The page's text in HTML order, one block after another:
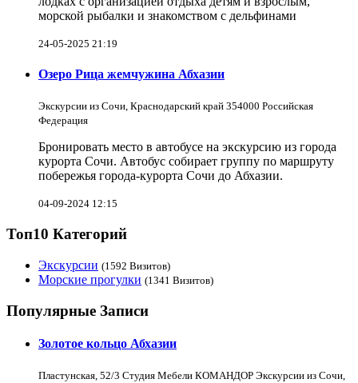
морской рыбалки и знакомством с дельфинами
24-05-2025 21:19
Озеро Рица жемчужина Абхазии
Экскурсии из Сочи, Краснодарский край 354000 Российская
Федерация
Бронировать место в автобусе на экскурсию из города
курорта Сочи. Автобус собирает группу по маршруту
побережья города-курорта Сочи до Абхазии.
04-09-2024 12:15
Топ10 Категорий
Экскурсии (1592 Визитов)
Морские прогулки (1341 Визитов)
Популярные Записи
Золотое кольцо Абхазии
Пластунская, 52/3 Студия Мебели КОМАНДОР Экскурсии из Сочи,